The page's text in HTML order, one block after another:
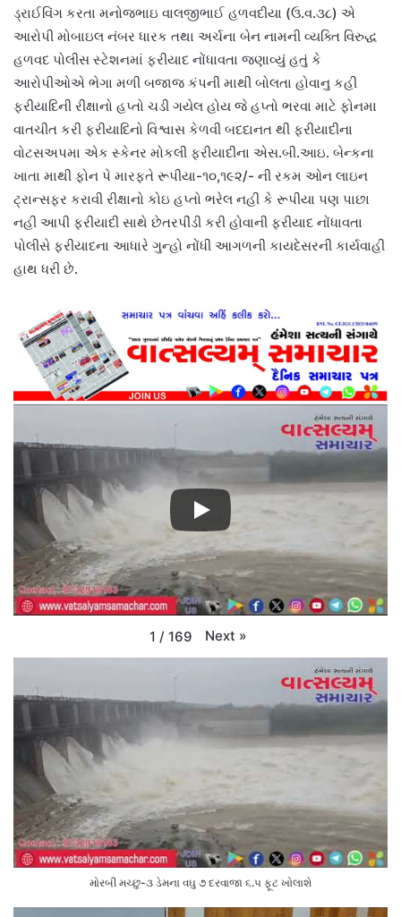
ડ્રાઈવિંગ કરતા મનોજભાઇ વાલજીભાઈ હળવદીયા (ઉ.વ.૩૮) એ
આરોપી મોબાઇલ નંબર ધારક તથા અર્ચના બેન નામની વ્યક્તિ વિરુદ્ધ
હળવદ પોલીસ સ્ટેશનમાં ફરીયાદ નોંધાવતા જણાવ્યું હતું કે
આરોપીઓએ ભેગા મળી બજાજ કંપની માથી બોલતા હોવાનુ કહી
ફરીયાદિની રીક્ષાનો હપ્તો ચડી ગયેલ હોય જે હપ્તો ભરવા માટે ફોનમા
વાતચીત કરી ફરીયાદિનો વિશ્વાસ કેળવી બદદાનત થી ફરીયાદીના
વોટસઅપમા એક સ્કેનર મોકલી ફરીયાદીના એસ.બી.આઇ. બેન્કના
ખાતા માથી ફોન પે મારફતે રૂપીયા-૧૦,૧૯૨/- ની રકમ ઓન લાઇન
ટ્રાન્સફર કરાવી રીક્ષાનો કોઇ હપ્તો ભરેલ નહી કે રૂપીયા પણ પાછા
નહી આપી ફરીયાદી સાથે છેતરપીંડી કરી હોવાની ફરીયાદ નોંધાવતા
પોલીસે ફરીયાદના આધારે ગુન્હો નોંધી આગળની કાયદેસરની કાર્યવાહી
હાથ ધરી છે.
1 / 169 Next »
મોરબી મચ્છુ-૩ ડેમના વઘુ ૭ દરવાજા ૬.૫ ફૂટ ખોલાશે